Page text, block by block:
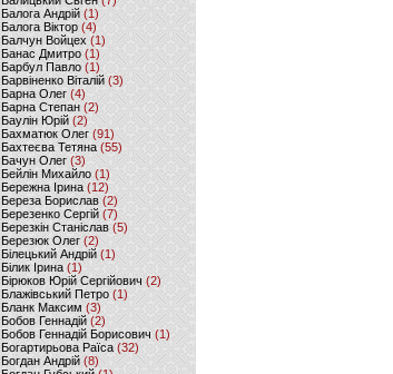
Балога Андрій (1)
Балога Віктор (4)
Балчун Войцех (1)
Банас Дмитро (1)
Барбул Павло(1)
Барвіненко Віталій(3)
Барна Олег (4)
Барна Степан (2)
Баулін Юрій (2)
Бахматюк Олег (91)
Бахтеєва Тетяна(55)
Бачун Олег (3)
Бейлін Михайло (1)
Бережна Ірина(12)
Береза Борислав(2)
Березенко Сергій (7)
Березкін Станіслав (5)
Березюк Олег(2)
Білецький Андрій (1)
Білик Ірина (1)
Бірюков Юрій Сергійович (2)
Блажівський Петро (1)
Бланк Максим(3)
Бобов Геннадій (2)
Бобов Геннадій Борисович (1)
Богартирьова Раїса (32)
Богдан Андрій(8)